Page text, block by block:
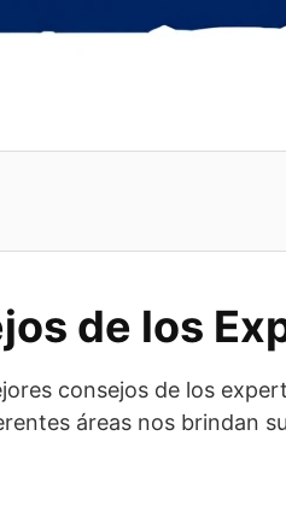
de los
consejos de los
áreas nos brindan